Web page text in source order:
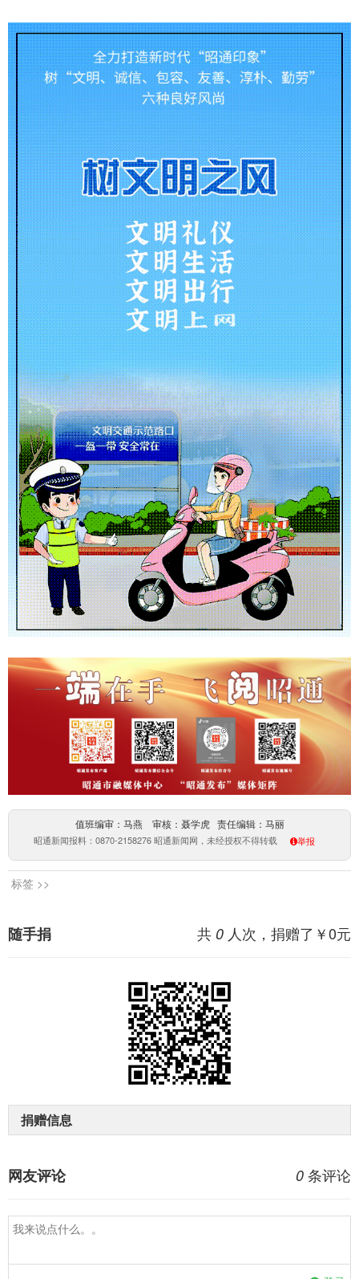
值班编审：马燕 审核：聂学虎 责任编辑：马丽
昭通新闻报料：0870-2158276 昭通新闻网，未经授权不得转载 举报
标签 >>
共 0 人次，捐赠了￥0元
随手捐
捐赠信息
0 条评论
网友评论